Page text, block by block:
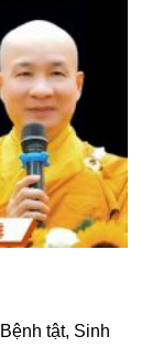
Bệnh tật, Sinh